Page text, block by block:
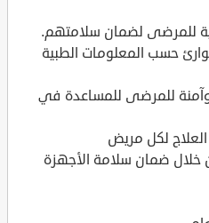
للمرضى لضمان سلامتهم.
حسب المعلومات الطبية
للمرضى للمساعدة في
العلاج لكل مريض
ضمان سلامة الأجهزة